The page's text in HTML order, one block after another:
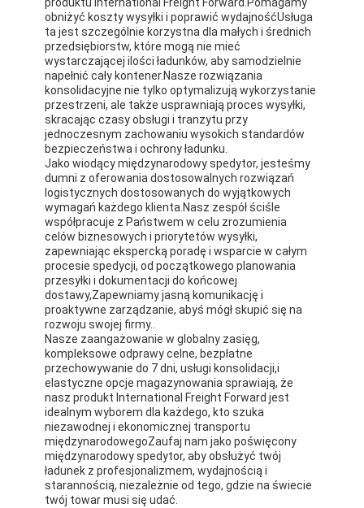
Dom
Produkty
O nas
Wycieczka po fabryce
Kontrola jakości
Skontaktuj się z nami
Rozmawiaj teraz.
Spedycja Międzynarodowa
Spedycja lotnicza
Fracht morski
Dostawa DDP z Chin
obniżyć koszty wysyłki i poprawić wydajnośćUsługa
ta jest szczególnie korzystna dla małych i średnich
przedsiębiorstw, które mogą nie mieć
wystarczającej ilości ładunków, aby samodzielnie
napełnić cały kontener.Nasze rozwiązania
konsolidacyjne nie tylko optymalizują wykorzystanie
przestrzeni, ale także usprawniają proces wysyłki,
skracając czasy obsługi i tranzytu przy
jednoczesnym zachowaniu wysokich standardów
bezpieczeństwa i ochrony ładunku.
Jako wiodący międzynarodowy spedytor, jesteśmy
dumni z oferowania dostosowalnych rozwiązań
logistycznych dostosowanych do wyjątkowych
wymagań każdego klienta.Nasz zespół ściśle
współpracuje z Państwem w celu zrozumienia
celów biznesowych i priorytetów wysyłki,
zapewniając ekspercką poradę i wsparcie w całym
procesie spedycji, od początkowego planowania
przesyłki i dokumentacji do końcowej
dostawy,Zapewniamy jasną komunikację i
proaktywne zarządzanie, abyś mógł skupić się na
rozwoju swojej firmy..
Nasze zaangażowanie w globalny zasięg,
kompleksowe odprawy celne, bezpłatne
przechowywanie do 7 dni, usługi konsolidacji,i
elastyczne opcje magazynowania sprawiają, że
nasz produkt International Freight Forward jest
idealnym wyborem dla każdego, kto szuka
niezawodnej i ekonomicznej transportu
międzynarodowegoZaufaj nam jako poświęcony
międzynarodowy spedytor, aby obsłużyć twój
ładunek z profesjonalizmem, wydajnością i
starannością, niezależnie od tego, gdzie na świecie
twój towar musi się udać.